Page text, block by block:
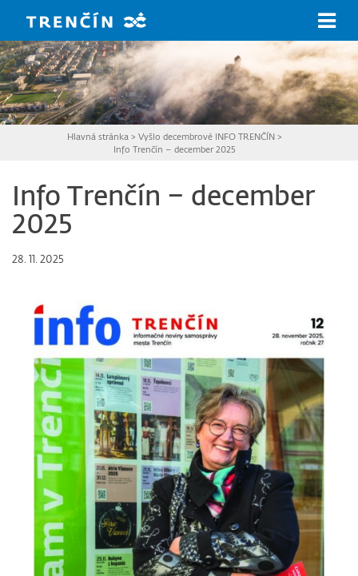
Hlavná stránka > Vyšlo decembrové INFO TRENČÍN>
Info Trenčín – december 2025
Info Trenčín – december
2025
28. 11. 2025